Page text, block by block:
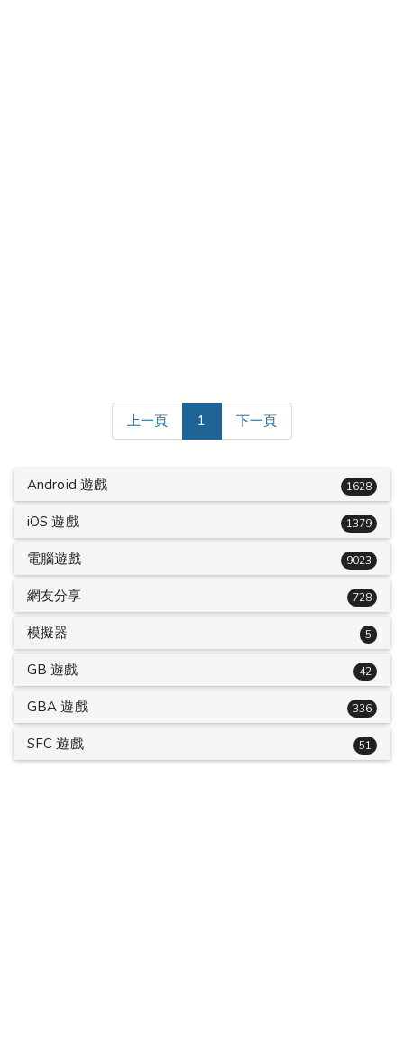
上一頁 1 (current)
下一頁
Android 遊戲 1628
iOS 遊戲 1379
電腦遊戲 9023
網友分享 728
模擬器 5
GB 遊戲 42
GBA 遊戲 336
SFC 遊戲 51